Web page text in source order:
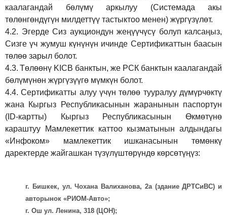
каалагандай бөлүмү аркылуу (Системада акы
төлөнгөндүгүн милдеттүү тастыктоо менен) жүргүзүлөт.
4.2. Эгерде Сиз аукциондун жеңүүчүсү болуп калсаңыз,
Сизге үч жумуш күнүнүн ичинде Сертификаттын баасын
төлөө зарыл болот.
4.3. Төлөөнү KICB банктын, же РСК банктын каалагандай
бөлүмүнөн жүргүзүүгө мүмкүн болот.
4.4.Сертификатты алуу үчүн төлөө тууралуу дүмүрчөктү
жана Кыргыз Республикасынын жаранынын паспортун
(ID-картты) Кыргыз Республикасынын Өкмөтүнө
караштуу Мамлекеттик каттоо кызматынын алдындагы
«Инфоком» мамлекеттик ишканасынын төмөнкү
даректерде жайгашкан түзүлүштөрүндө көрсөтүңүз:
г. Бишкек, ул. Чохана Валиханова, 2а (здание ДРТСиВС) и
авторынок «РИОМ-Авто»;
г. Ош ул. Ленина, 318 (ЦОН);